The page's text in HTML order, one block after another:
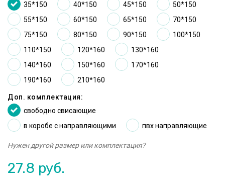
35*150
40*150 45*150
50*150
55*150
60*150 65*150
70*150
75*150
80*150 90*150
100*150
110*150
120*160
130*160
140*160
150*160
170*160
190*160
210*160
Доп. комплектация:
cвободно свисающие
в коробе с направляющими
пвх направляющие
Нужен другой размер или комплектация?
27.8 руб.